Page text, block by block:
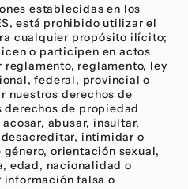
establecidas en los
está prohibido utilizar el
cualquier propósito ilícito;
o participen en actos
reglamento, ley
federal, provincial o
nuestros derechos de
de propiedad
abusar, insultar,
intimidar o
orientación sexual,
edad, nacionalidad o
falsa o